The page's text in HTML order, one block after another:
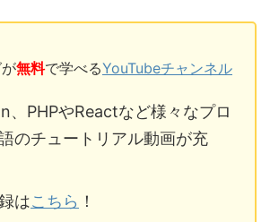
無料で学べるYouTubeチャンネル
、PHPやReactなど様々なプロ
のチュートリアル動画が充
はこちら ！